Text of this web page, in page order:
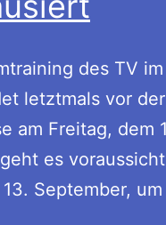
des TV
letztmals vor der
am Freitag, dem
es
September,